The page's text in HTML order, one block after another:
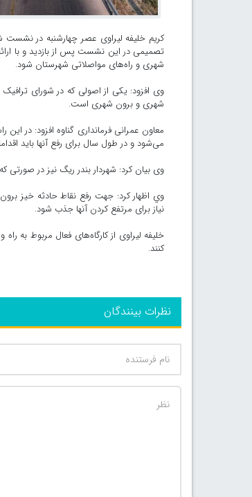
کریم خلیفه لیراوی عصر چهارشنبه در
تصمیمی در این نشست پس از بازدید و با
شهری و راه‌های مواصلاتی شهرستان شود.
وی افزود: یکی از اصولی که در شورای
شهری و برون شهری است.
معاون عمرانی فرمانداری گناوه افزود: در
می‌شود و در طول سال برای رفع آنها باید
وی بیان کرد: شهردار بندر ریگ نیز در صورتی
وي اظهار کرد: جهت رفع نقاط حادثه خیز
نیاز برای مرتفع کردن آنها جذب شود.
خلیفه لیراوی از کارگاه‌های فعال مربوط به
کنند.
نظرات بینندگان